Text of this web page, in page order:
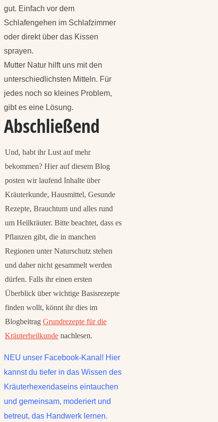
gut. Einfach vor dem
Schlafengehen im Schlafzimmer
oder direkt über das Kissen
sprayen.
Mutter Natur hilft uns mit den
unterschiedlichsten Mitteln. Für
jedes noch so kleines Problem,
gibt es eine Lösung.
Abschließend
Und, habt ihr Lust auf mehr
bekommen? Hier auf diesem Blog
posten wir laufend Inhalte über
Kräuterkunde, Hausmittel, Gesunde
Rezepte, Brauchtum und alles rund
um Heilkräuter. Bitte beachtet, dass es
Pflanzen gibt, die in manchen
Regionen unter Naturschutz stehen
und daher nicht gesammelt werden
dürfen. Falls ihr einen ersten
Überblick über wichtige Basisrezepte
finden wollt, könnt ihr dies im
Blogbeitrag Grundrezepte für die
Kräuterheilkunde nachlesen.
NEU unser Facebook-Kanal! Hier
kannst du tiefer in das Wissen des
Kräuterhexendaseins eintauchen
und gemeinsam, moderiert und
betreut, das Handwerk lernen.